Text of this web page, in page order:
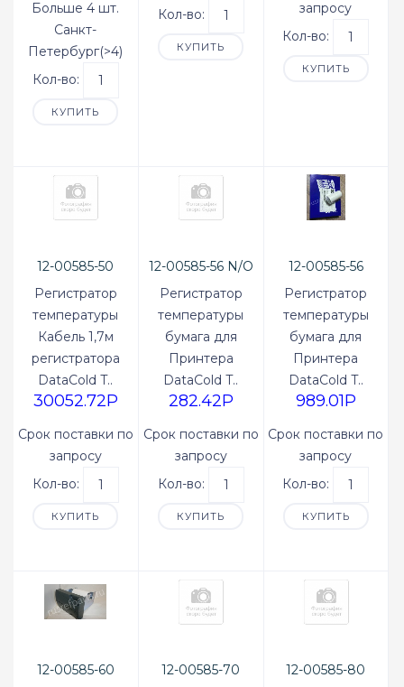
Больше 4 шт.
Санкт-
Петербург(>4)
Кол-во:
КУПИТЬ
Кол-во:
КУПИТЬ
запросу
Кол-во:
КУПИТЬ
12-00585-50
Регистратор
температуры
Кабель 1,7м
регистратора
DataCold T..
30052.72P
Срок поставки по
запросу
Кол-во:
КУПИТЬ
12-00585-56 N/O
Регистратор
температуры
бумага для
Принтера
DataCold T..
282.42P
Срок поставки по
запросу
Кол-во:
КУПИТЬ
12-00585-56
Регистратор
температуры
бумага для
Принтера
DataCold T..
989.01P
Срок поставки по
запросу
Кол-во:
КУПИТЬ
12-00585-60
12-00585-70
12-00585-80